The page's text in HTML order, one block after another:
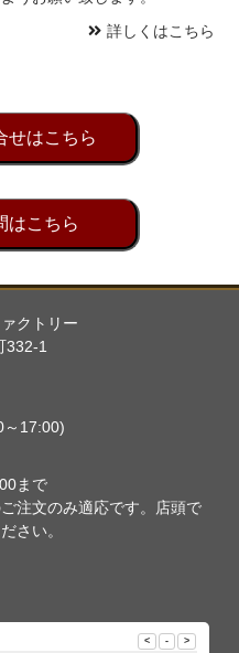
詳しくはこちら
せはこちら
はこちら
クトリー
1
17:00)
まで
注文のみ適応です。店頭で
さい。